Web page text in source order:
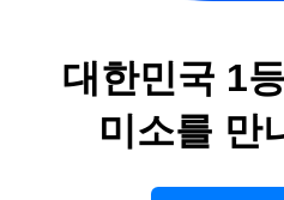
대한민국 1
미소를 만